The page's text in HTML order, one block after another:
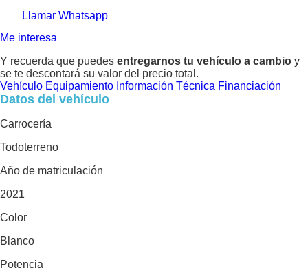
Llamar Whatsapp
Me interesa
Y recuerda que puedes entregarnos tu vehículo a cambio y
se te descontará su valor del precio total.
Vehículo Equipamiento Información Técnica Financiación
Datos del vehículo
Carrocería
Todoterreno
Año de matriculación
2021
Color
Blanco
Potencia